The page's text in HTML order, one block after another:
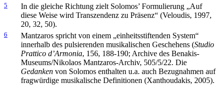
5
In die gleiche Richtung zielt Solomos’ Formulierung „Auf
diese Weise wird Transzendenz zu Präsenz“ (Veloudis, 1997,
20, 32, 50).
6
Mantzaros spricht von einem „einheitsstiftenden System“
innerhalb des pulsierenden musikalischen Geschehens (Studio
Prattico d’Armonia, 156, 188-190; Archive des Benakis-
Museums/Nikolaos Mantzaros-Archiv, 505/5/22. Die
Gedanken von Solomos enthalten u.a. auch Bezugnahmen auf
fragwürdige musikalische Definitionen (Xanthoudakis, 2005).